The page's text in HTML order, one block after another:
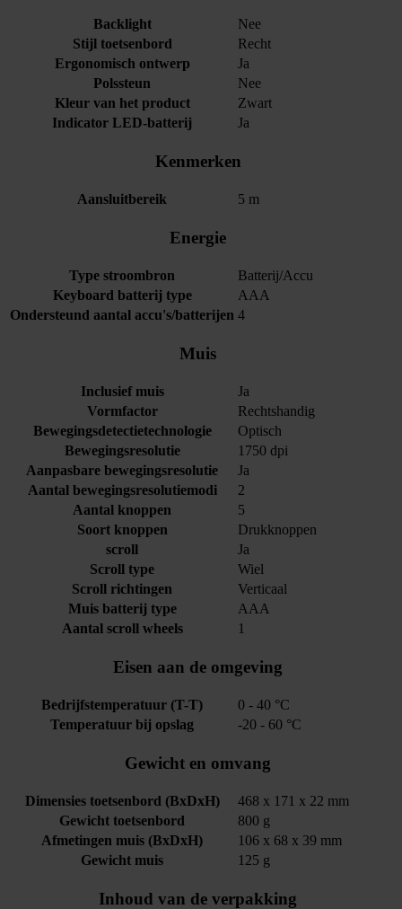
Backlight
Nee
Stijl toetsenbord
Recht
Ergonomisch ontwerp
Ja
Polssteun
Nee
Kleur van het product
Zwart
Indicator LED-batterij
Ja
Kenmerken
Aansluitbereik 5 m
Energie
Type stroombron
Batterij/Accu
Keyboard batterij type
AAA
Ondersteund aantal accu's/batterijen 4
Muis
Inclusief muis
Ja
Vormfactor
Rechtshandig
Bewegingsdetectietechnologie
Optisch
Bewegingsresolutie
1750 dpi
Aanpasbare bewegingsresolutie
Ja
Aantal bewegingsresolutiemodi
2
Aantal knoppen
5
Soort knoppen
Drukknoppen
scroll
Ja
Scroll type
Wiel
Scroll richtingen
Verticaal
Muis batterij type
AAA
Aantal scroll wheels
1
Eisen aan de omgeving
Bedrijfstemperatuur (T-T)
0 - 40 °C
Temperatuur bij opslag
-20 - 60 °C
Gewicht en omvang
Dimensies toetsenbord (BxDxH)
468 x 171 x 22 mm
Gewicht toetsenbord
800 g
Afmetingen muis (BxDxH)
106 x 68 x 39 mm
Gewicht muis
125 g
Inhoud van de verpakking